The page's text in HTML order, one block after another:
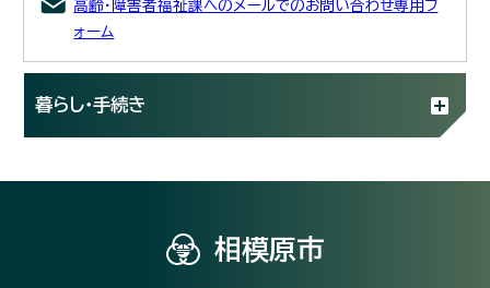
高齢・障害者福祉課へのメールでのお問い合わせ専用フ
ォーム
暮らし・手続き
相模原市